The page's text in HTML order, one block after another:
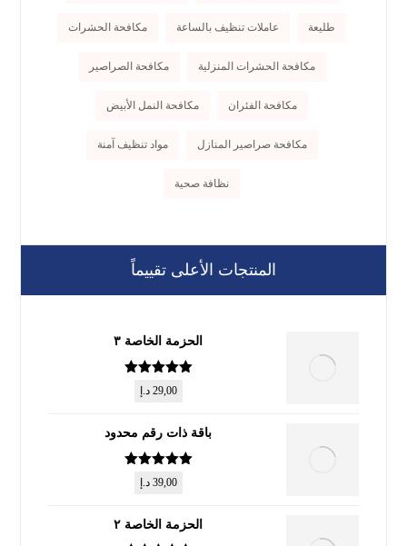
طليعة عاملات تنظيف بالساعة مكافحة الحشرات
مكافحة الحشرات المنزلية مكافحة الصراصير
مكافحة الفئران مكافحة النمل الأبيض
مكافحة صراصير المنازل مواد تنظيف آمنة
نظافة صحية
المنتجات الأعلى تقييماً
الحزمة الخاصة ٣
تم التقييم
من 5
29,00 د.إ
باقة ذات رقم محدود
تم التقييم
من 5
39,00 د.إ
الحزمة الخاصة ٢